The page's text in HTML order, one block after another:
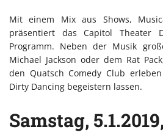
Mit einem Mix aus Shows,
präsentiert das Capitol Theater
Programm. Neben der Musik
Michael Jackson oder dem Rat
den Quatsch Comedy Club
Dirty Dancing begeistern lassen.
Samstag,